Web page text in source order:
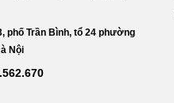
phố Trần Bình, tổ 24 phường
Nội